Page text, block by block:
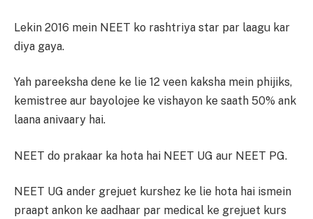
Lekin 2016 mein NEET ko rashtriya star par laagu kar
diya gaya.
Yah pareeksha dene ke lie 12 veen kaksha mein phijiks,
kemistree aur bayolojee ke vishayon ke saath 50% ank
laana anivaary hai.
NEET do prakaar ka hota hai NEET UG aur NEET PG.
NEET UG ander grejuet kurshez ke lie hota hai ismein
praapt ankon ke aadhaar par medical ke grejuet kurs